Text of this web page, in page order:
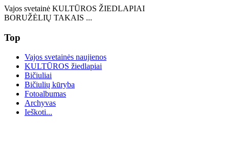
Vajos svetainė KULTŪROS ŽIEDLAPIAI
BORUŽĖLIŲ TAKAIS ...
Top
Vajos svetainės naujienos
KULTŪROS žiedlapiai
Bičiuliai
Bičiulių kūryba
Fotoalbumas
Archyvas
Ieškoti...